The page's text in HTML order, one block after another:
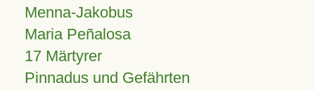
Menna-Jakobus
Maria Peñalosa
17 Märtyrer
Pinnadus und Gefährten